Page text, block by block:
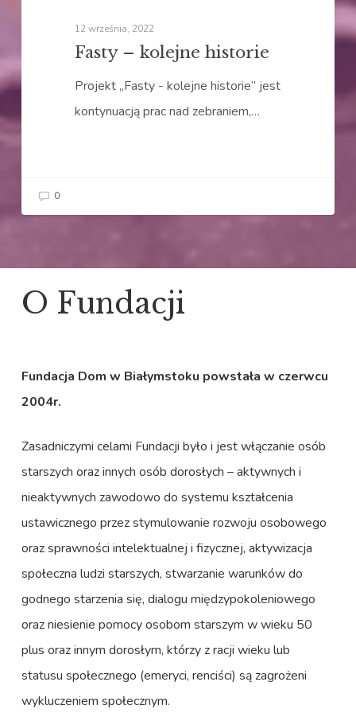
12 września, 2022
Fasty – kolejne historie
Projekt „Fasty - kolejne historie” jest
kontynuacją prac nad zebraniem,…
0
O Fundacji
Fundacja Dom w Białymstoku powstała w czerwcu
2004r.
Zasadniczymi celami Fundacji było i jest włączanie osób
starszych oraz innych osób dorosłych – aktywnych i
nieaktywnych zawodowo do systemu kształcenia
ustawicznego przez stymulowanie rozwoju osobowego
oraz sprawności intelektualnej i fizycznej, aktywizacja
społeczna ludzi starszych, stwarzanie warunków do
godnego starzenia się, dialogu międzypokoleniowego
oraz niesienie pomocy osobom starszym w wieku 50
plus oraz innym dorosłym, którzy z racji wieku lub
statusu społecznego (emeryci, renciści) są zagrożeni
wykluczeniem społecznym.